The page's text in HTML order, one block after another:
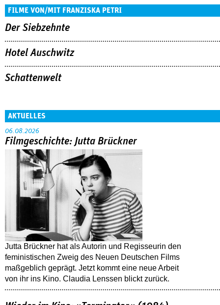
FILME VON/MIT FRANZISKA PETRI
Der Siebzehnte
Hotel Auschwitz
Schattenwelt
AKTUELLES
06.08.2026
Filmgeschichte: Jutta Brückner
Jutta Brückner hat als Autorin und Regisseurin den
feministischen Zweig des Neuen Deutschen Films
maßgeblich geprägt. Jetzt kommt eine neue Arbeit
von ihr ins Kino. Claudia Lenssen blickt zurück.